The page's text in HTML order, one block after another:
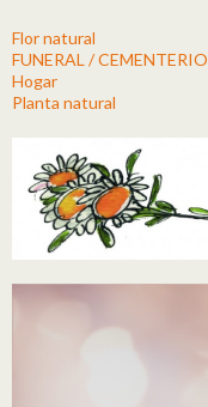
Flor natural
FUNERAL / CEMENTERIO
Hogar
Planta natural